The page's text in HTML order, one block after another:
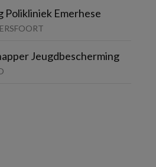
Polikliniek Emerhese
Jeugdbescherming